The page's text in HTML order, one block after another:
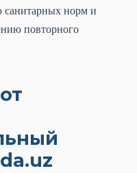
санитарных норм и
повторного